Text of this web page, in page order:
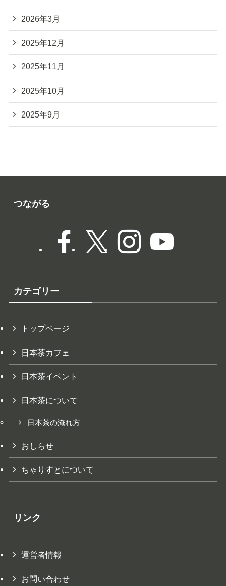
2026年3月
2025年12月
2025年11月
2025年10月
2025年9月
つながる
カテゴリー
トップページ
日本茶カフェ
日本茶イベント
日本茶について
日本茶の淹れ方
おしらせ
ちゃりすとについて
リンク
運営者情報
お問い合わせ